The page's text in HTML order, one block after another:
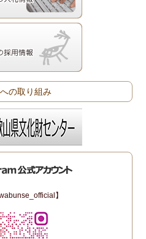
の取り組み
】